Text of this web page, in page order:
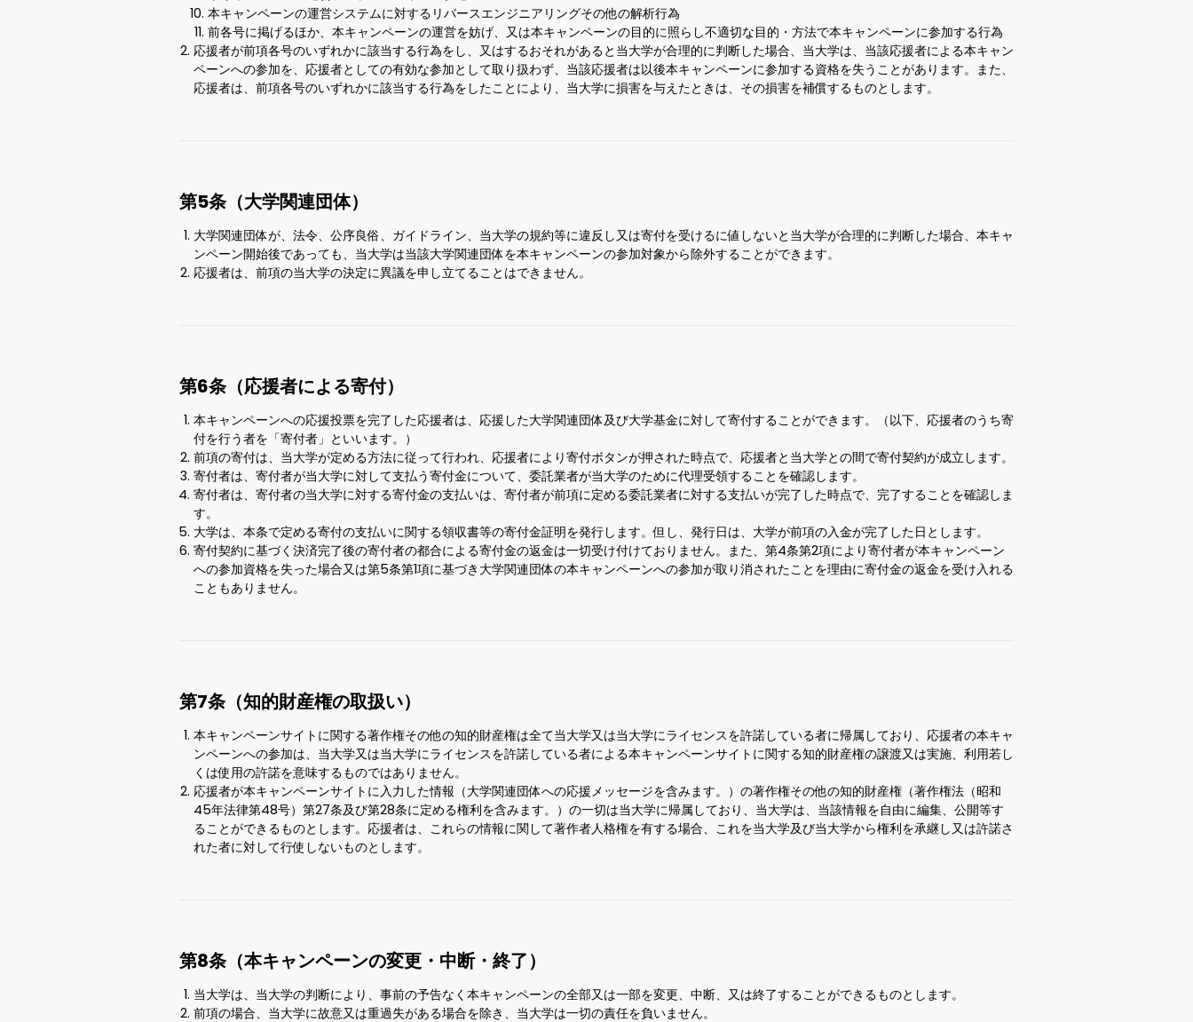
本キャンペーンの運営システムに対するリバースエンジニアリングその他の解析行為
前各号に掲げるほか、本キャンペーンの運営を妨げ、又は本キャンペーンの目的に照らし不適切な目的・方法で本キャンペーンに参加する行為
応援者が前項各号のいずれかに該当する行為をし、又はするおそれがあると当大学が合理的に判断した場合、当大学は、当該応援者による本キャン
ペーンへの参加を、応援者としての有効な参加として取り扱わず、当該応援者は以後本キャンペーンに参加する資格を失うことがあります。また、
応援者は、前項各号のいずれかに該当する行為をしたことにより、当大学に損害を与えたときは、その損害を補償するものとします。
第5条（大学関連団体）
大学関連団体が、法令、公序良俗、ガイドライン、当大学の規約等に違反し又は寄付を受けるに値しないと当大学が合理的に判断した場合、本キャ
ンペーン開始後であっても、当大学は当該大学関連団体を本キャンペーンの参加対象から除外することができます。
応援者は、前項の当大学の決定に異議を申し立てることはできません。
第6条（応援者による寄付）
本キャンペーンへの応援投票を完了した応援者は、応援した大学関連団体及び大学基金に対して寄付することができます。（以下、応援者のうち寄
付を行う者を「寄付者」といいます。）
前項の寄付は、当大学が定める方法に従って行われ、応援者により寄付ボタンが押された時点で、応援者と当大学との間で寄付契約が成立します。
寄付者は、寄付者が当大学に対して支払う寄付金について、委託業者が当大学のために代理受領することを確認します。
寄付者は、寄付者の当大学に対する寄付金の支払いは、寄付者が前項に定める委託業者に対する支払いが完了した時点で、完了することを確認しま
す。
大学は、本条で定める寄付の支払いに関する領収書等の寄付金証明を発行します。但し、発行日は、大学が前項の入金が完了した日とします。
寄付契約に基づく決済完了後の寄付者の都合による寄付金の返金は一切受け付けておりません。また、第4条第2項により寄付者が本キャンペーン
への参加資格を失った場合又は第5条第1項に基づき大学関連団体の本キャンペーンへの参加が取り消されたことを理由に寄付金の返金を受け入れる
こともありません。
第7条（知的財産権の取扱い）
本キャンペーンサイトに関する著作権その他の知的財産権は全て当大学又は当大学にライセンスを許諾している者に帰属しており、応援者の本キャ
ンペーンへの参加は、当大学又は当大学にライセンスを許諾している者による本キャンペーンサイトに関する知的財産権の譲渡又は実施、利用若し
くは使用の許諾を意味するものではありません。
応援者が本キャンペーンサイトに入力した情報（大学関連団体への応援メッセージを含みます。）の著作権その他の知的財産権（著作権法（昭和
45年法律第48号）第27条及び第28条に定める権利を含みます。）の一切は当大学に帰属しており、当大学は、当該情報を自由に編集、公開等す
ることができるものとします。応援者は、これらの情報に関して著作者人格権を有する場合、これを当大学及び当大学から権利を承継し又は許諾さ
れた者に対して行使しないものとします。
第8条（本キャンペーンの変更・中断・終了）
当大学は、当大学の判断により、事前の予告なく本キャンペーンの全部又は一部を変更、中断、又は終了することができるものとします。
前項の場合、当大学に故意又は重過失がある場合を除き、当大学は一切の責任を負いません。